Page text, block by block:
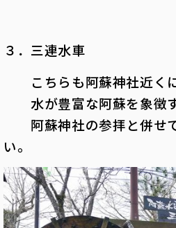
３．三連水車
こちらも阿蘇神社近くに
水が豊富な阿蘇を象徴
阿蘇神社の参拝と併せ
い。